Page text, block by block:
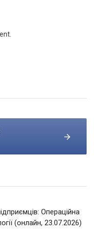
Операційна
(онлайн, 23.07.2026)